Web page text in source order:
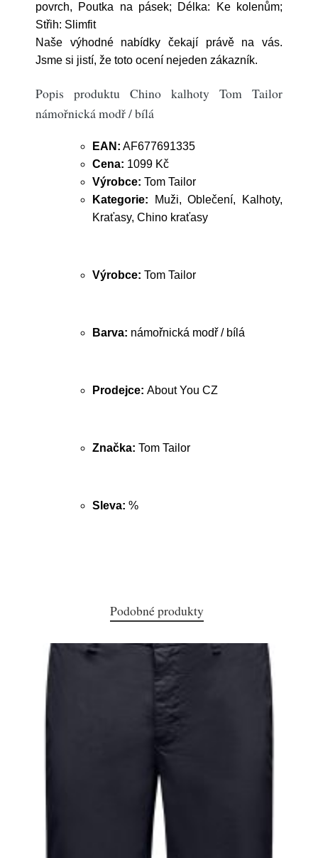
povrch, Poutka na pásek; Délka: Ke kolenům;
Střih: Slimfit
Naše výhodné nabídky čekají právě na vás.
Jsme si jistí, že toto ocení nejeden zákazník.
Popis produktu Chino kalhoty Tom Tailor
námořnická modř / bílá
EAN: AF677691335
Cena: 1099 Kč
Výrobce: Tom Tailor
Kategorie: Muži, Oblečení, Kalhoty,
Kraťasy, Chino kraťasy
Výrobce: Tom Tailor
Barva: námořnická modř / bílá
Prodejce: About You CZ
Značka: Tom Tailor
Sleva: %
Podobné produkty